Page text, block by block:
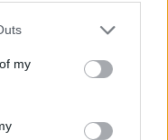
one or more Google
You may click to
third-party tags to
in below Google
my
miközben
is maradjanak
el magukat, mert